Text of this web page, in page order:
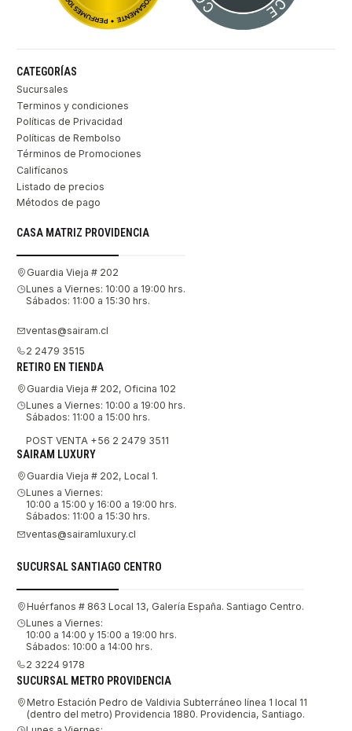
CATEGORÍAS
Sucursales
Terminos y condiciones
Políticas de Privacidad
Políticas de Rembolso
Términos de Promociones
Califícanos
Listado de precios
Métodos de pago
CASA MATRIZ PROVIDENCIA
Guardia Vieja # 202
Lunes a Viernes: 10:00 a 19:00 hrs.
Sábados: 11:00 a 15:30 hrs.
ventas@sairam.cl
2 2479 3515
RETIRO EN TIENDA
Guardia Vieja # 202, Oficina 102
Lunes a Viernes: 10:00 a 19:00 hrs.
Sábados: 11:00 a 15:00 hrs.
POST VENTA +56 2 2479 3511
SAIRAM LUXURY
Guardia Vieja # 202, Local 1.
Lunes a Viernes:
10:00 a 15:00 y 16:00 a 19:00 hrs.
Sábados: 11:00 a 15:30 hrs.
ventas@sairamluxury.cl
SUCURSAL SANTIAGO CENTRO
Huérfanos # 863 Local 13, Galería España. Santiago Centro.
Lunes a Viernes:
10:00 a 14:00 y 15:00 a 19:00 hrs.
Sábados: 10:00 a 14:00 hrs.
2 3224 9178
SUCURSAL METRO PROVIDENCIA
Metro Estación Pedro de Valdivia Subterráneo línea 1 local 11
(dentro del metro) Providencia 1880. Providencia, Santiago.